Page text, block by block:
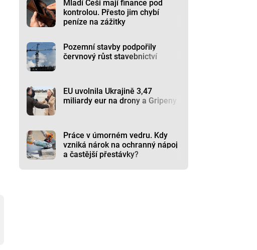
Mladí Češi mají finance pod
kontrolou. Přesto jim chybí
peníze na zážitky
Pozemní stavby podpořily
červnový růst stavebnictví
EU uvolnila Ukrajině 3,47
miliardy eur na drony a Gripeny
Práce v úmorném vedru. Kdy
vzniká nárok na ochranný nápoj
a častější přestávky?